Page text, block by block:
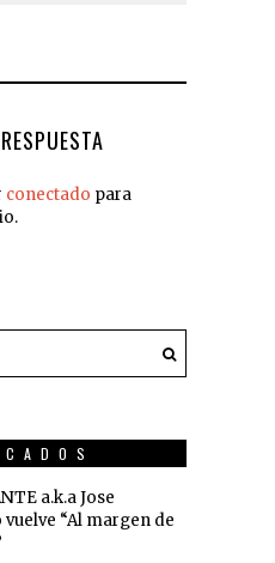
conectado para
a.k.a Jose
vuelve “Al margen de